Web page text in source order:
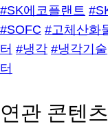
#SK에코플랜트
#SOFC #고체산화
터 #냉각 #냉각기술
터
연관 콘텐츠